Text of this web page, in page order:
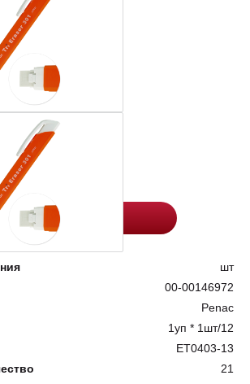
Цена:
222
в корзину
шт
00-00146972
Penac
1уп * 1шт/12
ET0403-13
21